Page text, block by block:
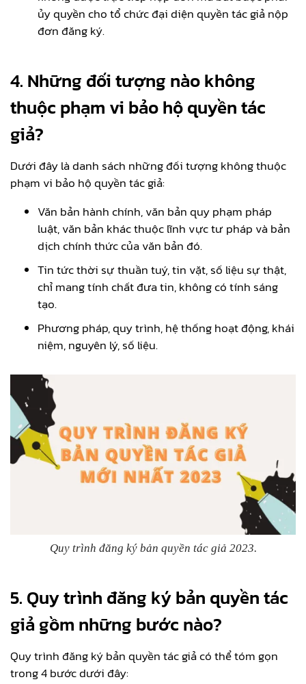
ủy quyền cho tổ chức đại diện quyền tác giả nộp
đơn đăng ký.
4. Những đối tượng nào không
thuộc phạm vi bảo hộ quyền tác
giả?
Dưới đây là danh sách những đối tượng không thuộc
phạm vi bảo hộ quyền tác giả:
Văn bản hành chính, văn bản quy phạm pháp
luật, văn bản khác thuộc lĩnh vực tư pháp và bản
dịch chính thức của văn bản đó.
Tin tức thời sự thuần tuý, tin vặt, số liệu sự thật,
chỉ mang tính chất đưa tin, không có tính sáng
tạo.
Phương pháp, quy trình, hệ thống hoạt động, khái
niệm, nguyên lý, số liệu.
Quy trình đăng ký bản quyền tác giả 2023.
5. Quy trình đăng ký bản quyền tác
giả gồm những bước nào?
Quy trình đăng ký bản quyền tác giả có thể tóm gọn
trong 4 bước dưới đây: